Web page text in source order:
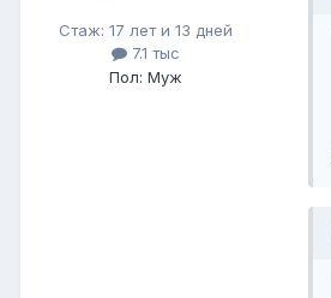
Стаж: 17 лет и 13 дней
7.1 тыс
Пол: Муж